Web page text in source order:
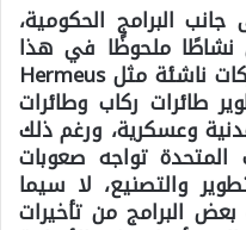
البرامج الحكومية،
نشاطًا ملحوظًا في هذا
ناشئة مثلHermeus
طائرات ركاب وطائرات
وعسكرية، ورغم ذلك
المتحدة تواجه صعوبات
والتصنيع، لا سيما
البرامج من تأخيرات